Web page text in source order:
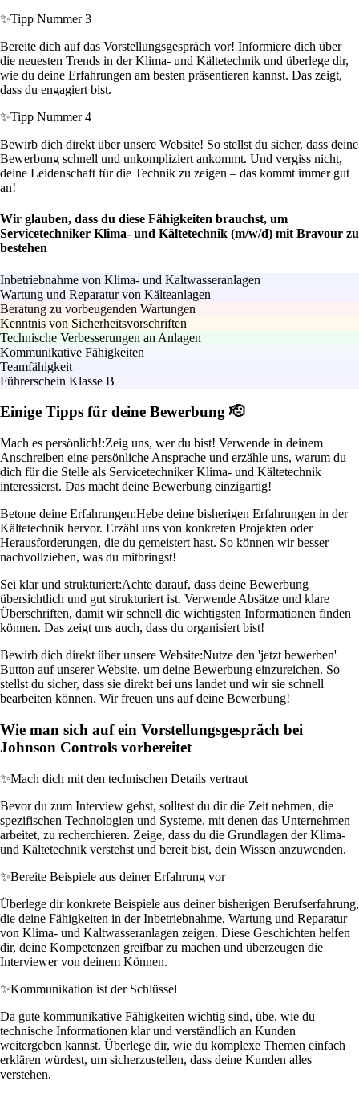
✨Tipp Nummer 3
Bereite dich auf das Vorstellungsgespräch vor! Informiere dich über
die neuesten Trends in der Klima- und Kältetechnik und überlege dir,
wie du deine Erfahrungen am besten präsentieren kannst. Das zeigt,
dass du engagiert bist.
✨Tipp Nummer 4
Bewirb dich direkt über unsere Website! So stellst du sicher, dass deine
Bewerbung schnell und unkompliziert ankommt. Und vergiss nicht,
deine Leidenschaft für die Technik zu zeigen – das kommt immer gut
an!
Wir glauben, dass du diese Fähigkeiten brauchst, um
Servicetechniker Klima- und Kältetechnik (m/w/d) mit Bravour zu
bestehen
Inbetriebnahme von Klima- und Kaltwasseranlagen
Wartung und Reparatur von Kälteanlagen
Beratung zu vorbeugenden Wartungen
Kenntnis von Sicherheitsvorschriften
Technische Verbesserungen an Anlagen
Kommunikative Fähigkeiten
Teamfähigkeit
Führerschein Klasse B
Einige Tipps für deine Bewerbung 🫡
Mach es persönlich!:Zeig uns, wer du bist! Verwende in deinem
Anschreiben eine persönliche Ansprache und erzähle uns, warum du
dich für die Stelle als Servicetechniker Klima- und Kältetechnik
interessierst. Das macht deine Bewerbung einzigartig!
Betone deine Erfahrungen:Hebe deine bisherigen Erfahrungen in der
Kältetechnik hervor. Erzähl uns von konkreten Projekten oder
Herausforderungen, die du gemeistert hast. So können wir besser
nachvollziehen, was du mitbringst!
Sei klar und strukturiert:Achte darauf, dass deine Bewerbung
übersichtlich und gut strukturiert ist. Verwende Absätze und klare
Überschriften, damit wir schnell die wichtigsten Informationen finden
können. Das zeigt uns auch, dass du organisiert bist!
Bewirb dich direkt über unsere Website:Nutze den 'jetzt bewerben'
Button auf unserer Website, um deine Bewerbung einzureichen. So
stellst du sicher, dass sie direkt bei uns landet und wir sie schnell
bearbeiten können. Wir freuen uns auf deine Bewerbung!
Wie man sich auf ein Vorstellungsgespräch bei
Johnson Controls vorbereitet
✨Mach dich mit den technischen Details vertraut
Bevor du zum Interview gehst, solltest du dir die Zeit nehmen, die
spezifischen Technologien und Systeme, mit denen das Unternehmen
arbeitet, zu recherchieren. Zeige, dass du die Grundlagen der Klima-
und Kältetechnik verstehst und bereit bist, dein Wissen anzuwenden.
✨Bereite Beispiele aus deiner Erfahrung vor
Überlege dir konkrete Beispiele aus deiner bisherigen Berufserfahrung,
die deine Fähigkeiten in der Inbetriebnahme, Wartung und Reparatur
von Klima- und Kaltwasseranlagen zeigen. Diese Geschichten helfen
dir, deine Kompetenzen greifbar zu machen und überzeugen die
Interviewer von deinem Können.
✨Kommunikation ist der Schlüssel
Da gute kommunikative Fähigkeiten wichtig sind, übe, wie du
technische Informationen klar und verständlich an Kunden
weitergeben kannst. Überlege dir, wie du komplexe Themen einfach
erklären würdest, um sicherzustellen, dass deine Kunden alles
verstehen.